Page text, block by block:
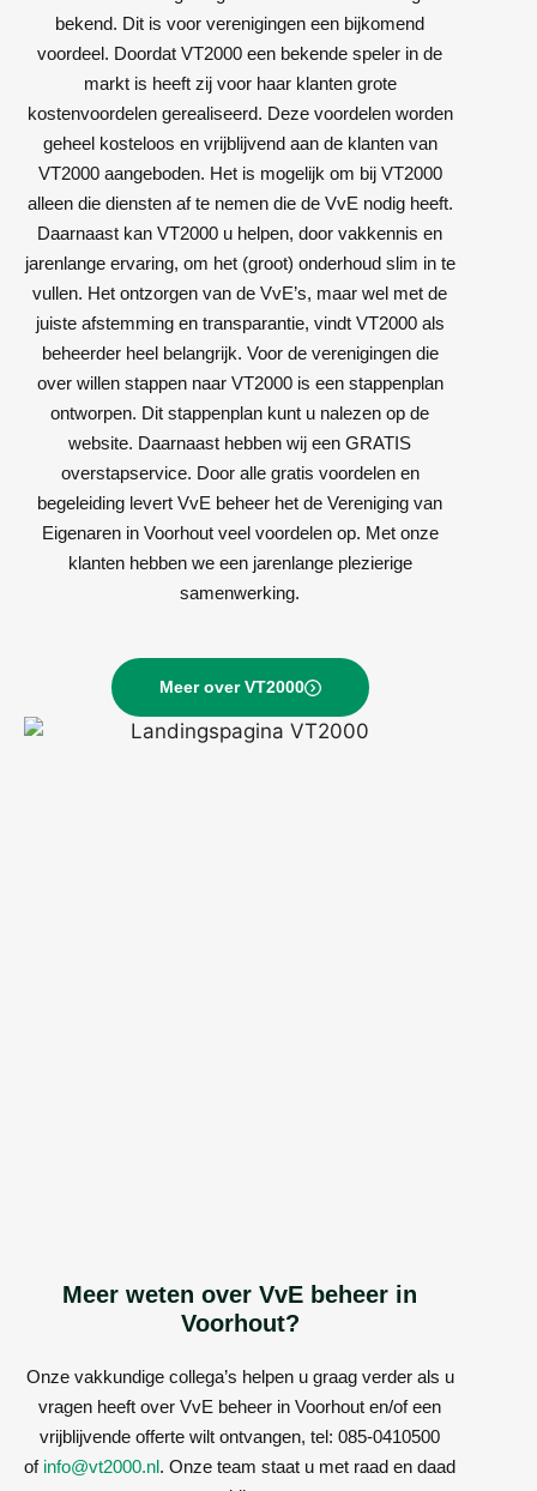
bekend. Dit is voor verenigingen een bijkomend
voordeel. Doordat VT2000 een bekende speler in de
markt is heeft zij voor haar klanten grote
kostenvoordelen gerealiseerd. Deze voordelen worden
geheel kosteloos en vrijblijvend aan de klanten van
VT2000 aangeboden. Het is mogelijk om bij VT2000
alleen die diensten af te nemen die de VvE nodig heeft.
Daarnaast kan VT2000 u helpen, door vakkennis en
jarenlange ervaring, om het (groot) onderhoud slim in te
vullen. Het ontzorgen van de VvE’s, maar wel met de
juiste afstemming en transparantie, vindt VT2000 als
beheerder heel belangrijk. Voor de verenigingen die
over willen stappen naar VT2000 is een stappenplan
ontworpen. Dit stappenplan kunt u nalezen op de
website. Daarnaast hebben wij een GRATIS
overstapservice. Door alle gratis voordelen en
begeleiding levert VvE beheer het de Vereniging van
Eigenaren in Voorhout veel voordelen op. Met onze
klanten hebben we een jarenlange plezierige
samenwerking.
Meer over VT2000
Meer weten over VvE beheer in
Voorhout?
Onze vakkundige collega’s helpen u graag verder als u
vragen heeft over VvE beheer in Voorhout en/of een
vrijblijvende offerte wilt ontvangen, tel: 085-0410500
of info@vt2000.nl. Onze team staat u met raad en daad